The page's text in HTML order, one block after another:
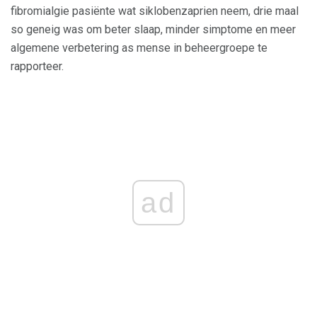
fibromialgie pasiënte wat siklobenzaprien neem, drie maal
so geneig was om beter slaap, minder simptome en meer
algemene verbetering as mense in beheergroepe te
rapporteer.
ad